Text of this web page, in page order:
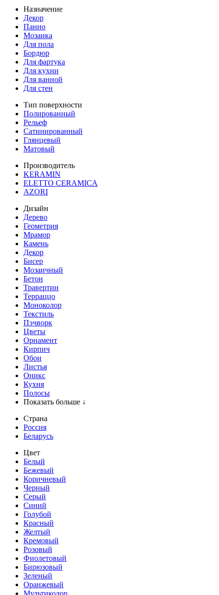
Назначение
Декор
Панно
Мозаика
Для пола
Бордюр
Для фартука
Для кухни
Для ванной
Для стен
Тип поверхности
Полированный
Рельеф
Сатинированный
Глянцевый
Матовый
Производитель
KERAMIN
ELETTO CERAMICA
AZORI
Дизайн
Дерево
Геометрия
Мрамор
Камень
Декор
Бисер
Мозаичный
Бетон
Травертин
Терраццо
Моноколор
Текстиль
Пэчворк
Цветы
Орнамент
Кирпич
Обои
Листья
Оникс
Кухня
Полосы
Показать больше ↓
Страна
Россия
Беларусь
Цвет
Белый
Бежевый
Коричневый
Черный
Серый
Синий
Голубой
Красный
Желтый
Кремовый
Розовый
Фиолетовый
Бирюзовый
Зеленый
Оранжевый
Мультиколор